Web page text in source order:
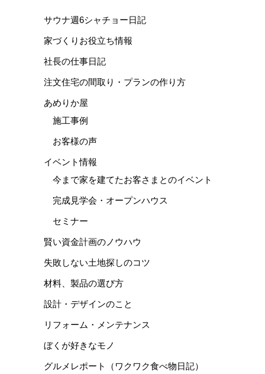
サウナ週6シャチョー日記
家づくりお役立ち情報
社長の仕事日記
注文住宅の間取り・プランの作り方
あめりか屋
施工事例
お客様の声
イベント情報
今まで家を建てたお客さまとのイベント
完成見学会・オープンハウス
セミナー
賢い資金計画のノウハウ
失敗しない土地探しのコツ
材料、製品の選び方
設計・デザインのこと
リフォーム・メンテナンス
ぼくが好きなモノ
グルメレポート（ワクワク食べ物日記）